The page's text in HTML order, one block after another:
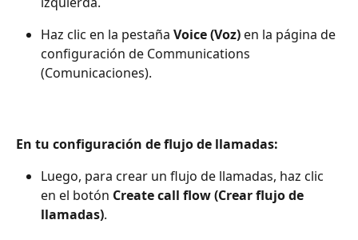
Haz clic en la pestaña Voice (Voz) en la página de
configuración de Communications
(Comunicaciones).
En tu configuración de flujo de llamadas:
Luego, para crear un flujo de llamadas, haz clic
en el botón Create call flow (Crear flujo de
llamadas).